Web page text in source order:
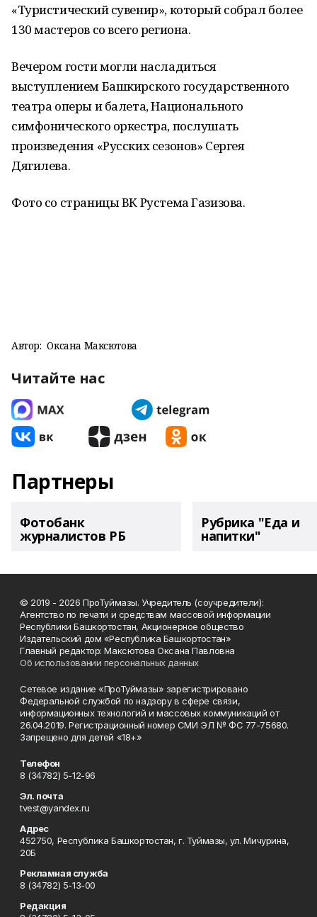
«Туристический сувенир», который собрал более
130 мастеров со всего региона.
Вечером гости могли насладиться
выступлением Башкирского государственного
театра оперы и балета, Национального
симфонического оркестра, послушать
произведения «Русских сезонов» Сергея
Дягилева.
Фото со страницы ВК Рустема Газизова.
Автор: Оксана Максютова
Читайте нас
Партнеры
Фотобанк
журналистов РБ
Рубрика "Еда и
напитки"
© 2019 - 2026 ПроТуймазы. Учредитель (соучредители):
Агентство по печати и средствам массовой информации
Республики Башкортостан, Акционерное общество
Издательский дом «Республика Башкортостан»
Главный редактор: Максютова Оксана Павловна
Об использовании персональных данных
Сетевое издание «ПроТуймазы» зарегистрировано
Федеральной службой по надзору в сфере связи,
информационных технологий и массовых коммуникаций от
26.04.2019. Регистрационный номер СМИ ЭЛ № ФС 77-75680.
Запрещено для детей «18+»
Телефон
8 (34782) 5-12-96
Эл. почта
tvest@yandex.ru
Адрес
452750, Республика Башкортостан, г. Туймазы, ул. Мичурина,
20Б
Рекламная служба
8 (34782) 5-13-00
Редакция